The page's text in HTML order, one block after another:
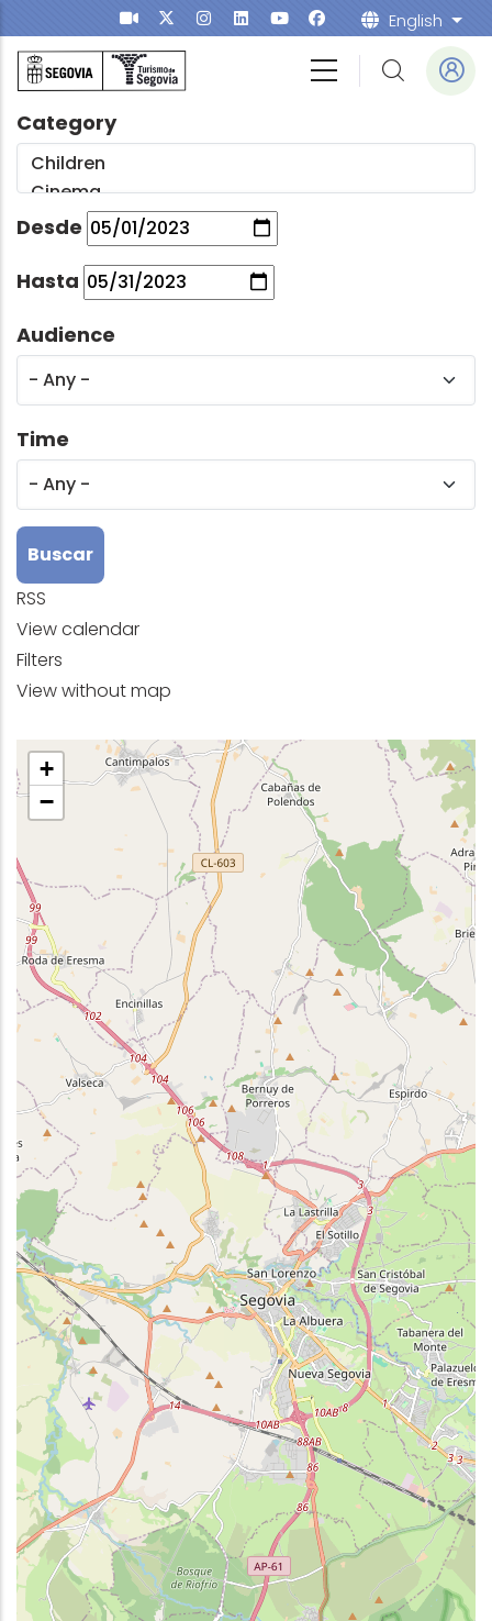
Skip to main content English List
Category
Desde
Hasta
Audience
Time
RSS
View calendar
Filters
View without map
+
−